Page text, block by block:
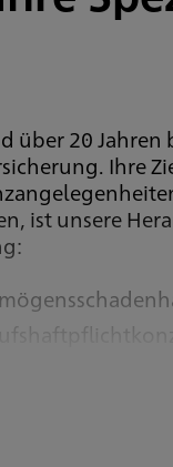
über 20
Ihre
ist unsere
von